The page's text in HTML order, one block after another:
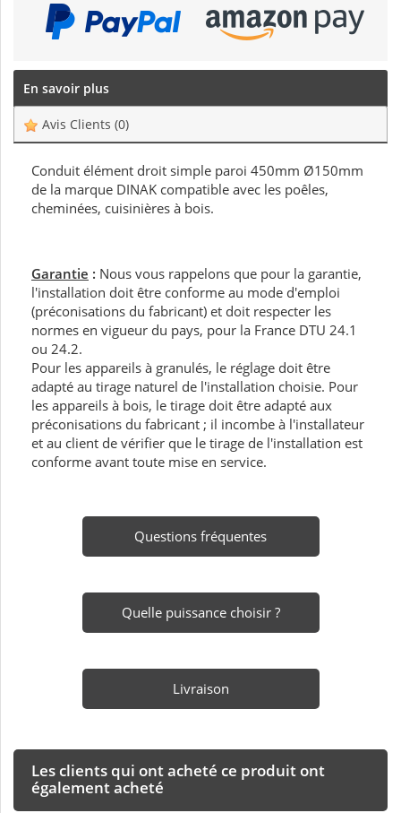
En savoir plus
Avis Clients (0)
Conduit élément droit simple paroi 450mm Ø150mm
de la marque DINAK compatible avec les poêles,
cheminées, cuisinières à bois.
Garantie : Nous vous rappelons que pour la garantie,
l'installation doit être conforme au mode d'emploi
(préconisations du fabricant) et doit respecter les
normes en vigueur du pays, pour la France DTU 24.1
ou 24.2.
Pour les appareils à granulés, le réglage doit être
adapté au tirage naturel de l'installation choisie. Pour
les appareils à bois, le tirage doit être adapté aux
préconisations du fabricant ; il incombe à l'installateur
et au client de vérifier que le tirage de l'installation est
conforme avant toute mise en service.
Questions fréquentes
Quelle puissance choisir ?
Livraison
Les clients qui ont acheté ce produit ont
également acheté